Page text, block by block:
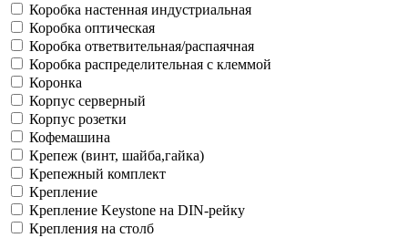
Коробка настенная индустриальная
Коробка оптическая
Коробка ответвительная/распаячная
Коробка распределительная с клеммой
Коронка
Корпус cерверный
Корпус розетки
Кофемашина
Крепеж (винт, шайба,гайка)
Крепежный комплект
Крепление
Крепление Keystone на DIN-рейку
Крепления на столб